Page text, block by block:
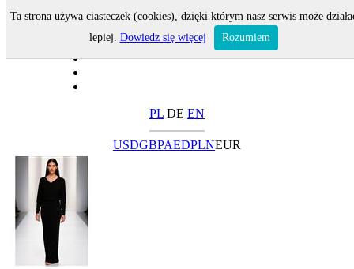
PL DE EN
USDGBPAEDPLNEUR
Ta strona używa ciasteczek (cookies), dzięki którym nasz serwis może
lepiej. Dowiedz się więcej Rozumiem